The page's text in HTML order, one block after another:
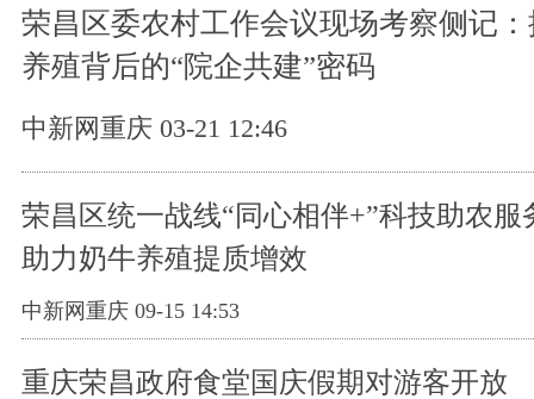
荣昌区委农村工作会议现场考察侧记
养殖背后的“院企共建”密码
中新网重庆 03-21 12:46
荣昌区统一战线“同心相伴+”科技助农服
助力奶牛养殖提质增效
中新网重庆 09-15 14:53
重庆荣昌政府食堂国庆假期对游客开放